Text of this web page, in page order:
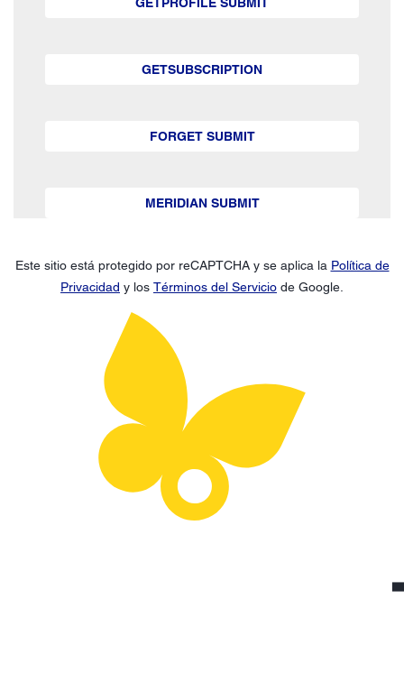
GETSUBSCRIPTION
FORGET SUBMIT
MERIDIAN SUBMIT
Este sitio está protegido por reCAPTCHA y se aplica la Política de
Privacidad y los Términos del Servicio de Google.